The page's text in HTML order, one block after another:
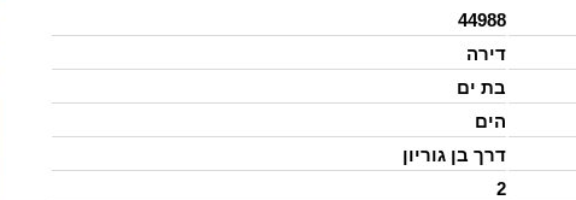
44988
דירה
בת ים
הים
דרך בן גוריון
2